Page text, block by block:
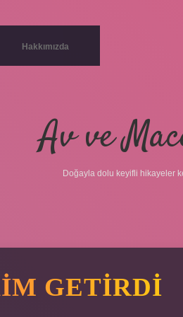
Hakkımızda
Av ve
Doğayla dolu keyifli hikayeler
GETIRDI